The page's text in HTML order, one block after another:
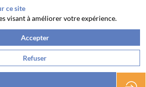
ce site
visant à améliorer votre expérience.
Accepter
Refuser